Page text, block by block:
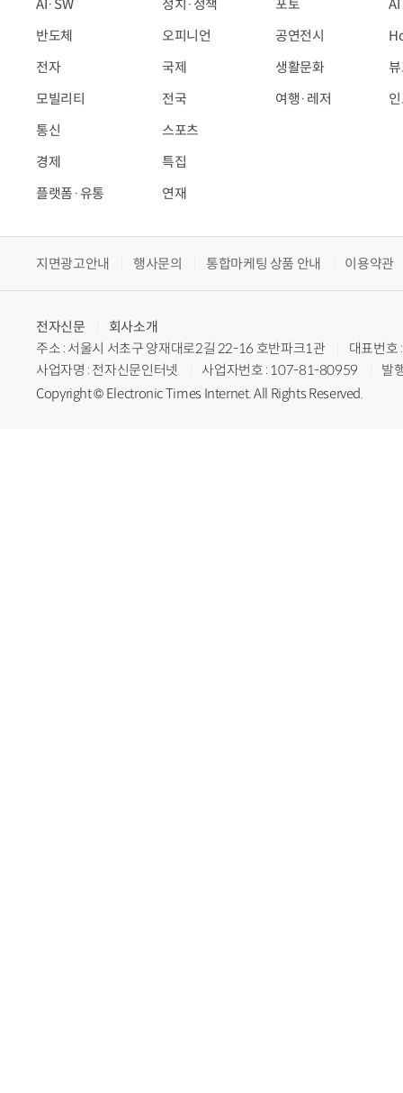
AI·SW
반도체
전자
모빌리티
통신
경제
플랫폼·유통
정치·정책
오피니언
국제
전국
스포츠
특집
연재
포토
공연전시
생활문화
여행·레저
지면광고안내 행사문의 통합마케팅 상품 안내 이용약관
전자신문
회사소개
주소 : 서울시 서초구 양재대로2길 22-16 호반파크1관
대표번
사업자명 : 전자신문인터넷
사업자번호 : 107-81-80959
발
Copyright © Electronic Times Internet. All Rights Reserved.